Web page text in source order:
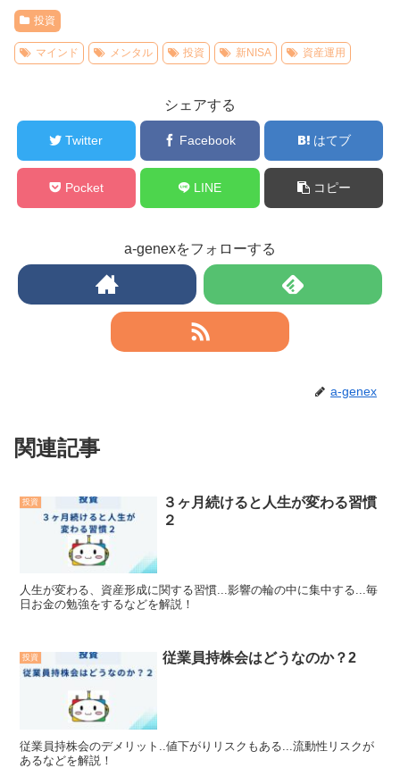
投資
マインド メンタル 投資 新NISA 資産運用
シェアする
Twitter Facebook はてブ
Pocket LINE コピー
a-genexをフォローする
a-genex
関連記事
投資
３ヶ月続けると人生が変わる習慣
２
人生が変わる、資産形成に関する習慣...影響の輪の中に集中する...毎
日お金の勉強をするなどを解説！
投資 従業員持株会はどうなのか？2
従業員持株会のデメリット..値下がりリスクもある...流動性リスクが
あるなどを解説！